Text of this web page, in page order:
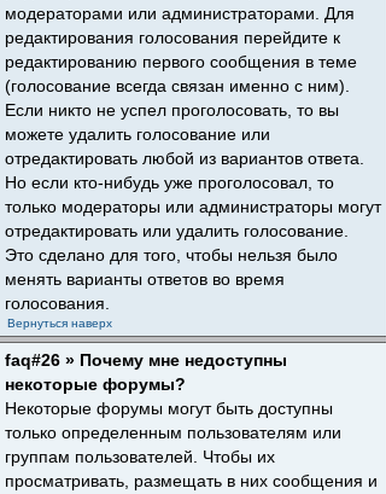
модераторами или администраторами. Для
редактирования голосования перейдите к
редактированию первого сообщения в теме
(голосование всегда связан именно с ним).
Если никто не успел проголосовать, то вы
можете удалить голосование или
отредактировать любой из вариантов ответа.
Но если кто-нибудь уже проголосовал, то
только модераторы или администраторы могут
отредактировать или удалить голосование.
Это сделано для того, чтобы нельзя было
менять варианты ответов во время
голосования.
Вернуться наверх
faq#26 » Почему мне недоступны
некоторые форумы?
Некоторые форумы могут быть доступны
только определенным пользователям или
группам пользователей. Чтобы их
просматривать, размещать в них сообщения и